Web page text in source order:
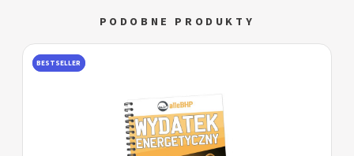
PODOBNE PRODUKTY
BESTSELLER